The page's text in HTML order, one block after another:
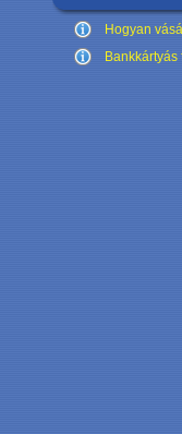
Hogyan
Bankkártyás